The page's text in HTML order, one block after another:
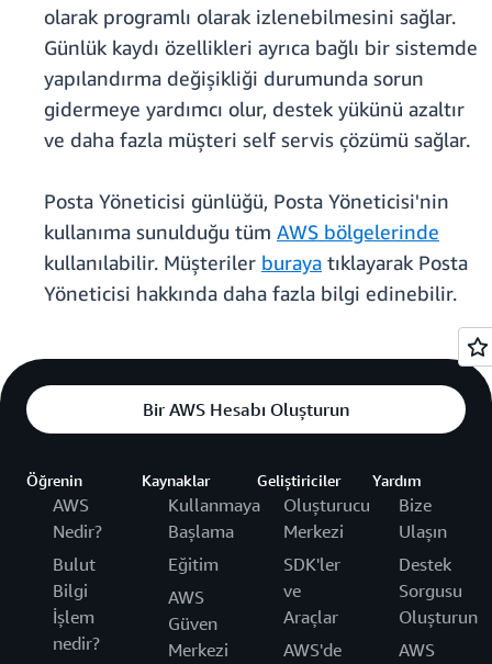
olarak programlı olarak izlenebilmesini sağlar.
Günlük kaydı özellikleri ayrıca bağlı bir sistemde
yapılandırma değişikliği durumunda sorun
gidermeye yardımcı olur, destek yükünü azaltır
ve daha fazla müşteri self servis çözümü sağlar.
Posta Yöneticisi günlüğü, Posta Yöneticisi'nin
kullanıma sunulduğu tüm AWS bölgelerinde
kullanılabilir. Müşteriler buraya tıklayarak Posta
Yöneticisi hakkında daha fazla bilgi edinebilir.
Bir AWS Hesabı Oluşturun
Öğrenin
AWS
Nedir?
Bulut
Bilgi
İşlem
nedir?
Kaynaklar
Kullanmaya
Başlama
Eğitim
AWS
Güven
Merkezi
Geliştiriciler
Oluşturucu
Merkezi
SDK'ler
ve
Araçlar
AWS'de
Yardım
Bize
Ulaşın
Destek
Sorgusu
Oluşturun
AWS